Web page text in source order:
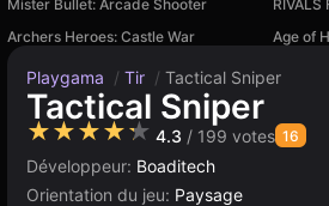
Mister Bullet: Arcade Shooter
RIVALS
Archers Heroes: Castle War
Age of
Playgama / Tir / Tactical Sniper
Tactical Sniper
★★★★★ 4.3 / 199 votes 16
Développeur: Boaditech
Orientation du jeu: Paysage